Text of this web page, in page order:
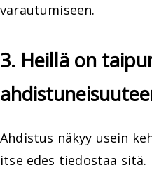
varautumiseen.
3. Heillä on
Ahdistus näkyy usein
itse edes tiedostaa sitä.